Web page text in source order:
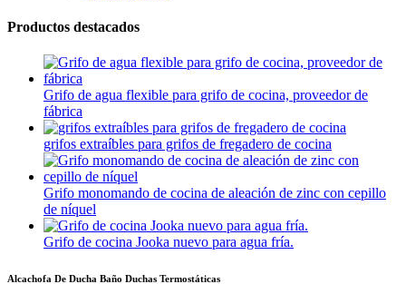
Productos destacados
Grifo de agua flexible para grifo de cocina, proveedor de
fábrica
grifos extraíbles para grifos de fregadero de cocina
Grifo monomando de cocina de aleación de zinc con cepillo
de níquel
Grifo de cocina Jooka nuevo para agua fría.
Alcachofa De Ducha Baño Duchas Termostáticas